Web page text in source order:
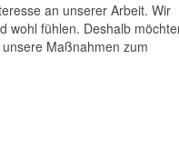
an unserer Arbeit. Wir
wohl fühlen. Deshalb
Maßnahmen zum